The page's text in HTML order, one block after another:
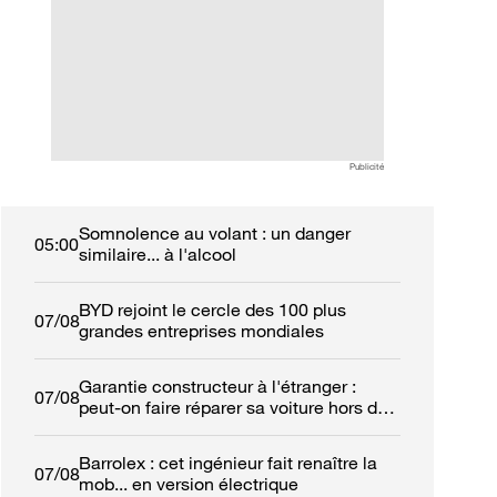
Publicité
05:00Somnolence au volant : un danger
similaire... à l'alcool
07/08BYD rejoint le cercle des 100 plus
grandes entreprises mondiales
07/08Garantie constructeur à l'étranger :
peut-on faire réparer sa voiture hors de
07/08Barrolex : cet ingénieur fait renaître la
mob... en version électrique